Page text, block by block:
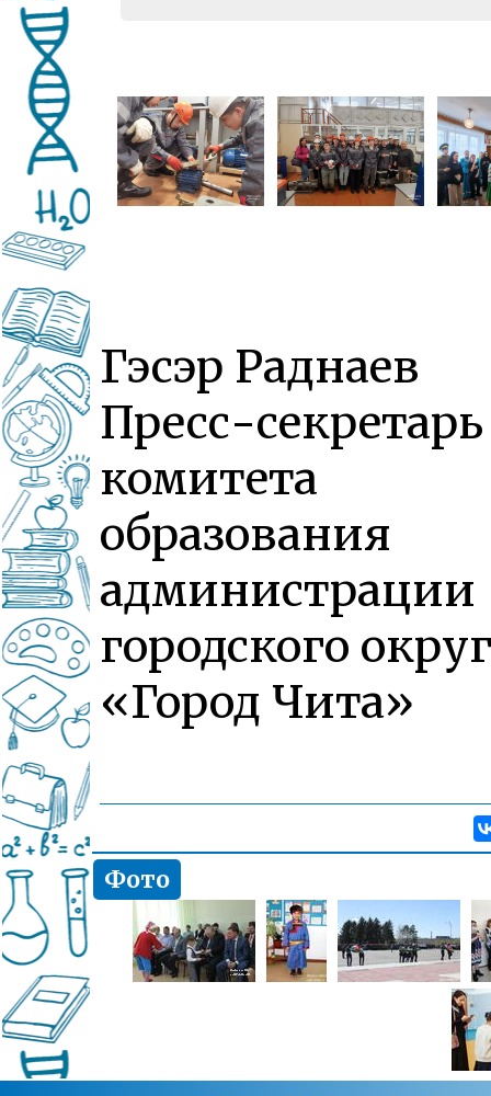
Гэсэр Раднаев
Пресс-секретарь
комитета
образования
администрации
городского
«Город Чита»
Фото